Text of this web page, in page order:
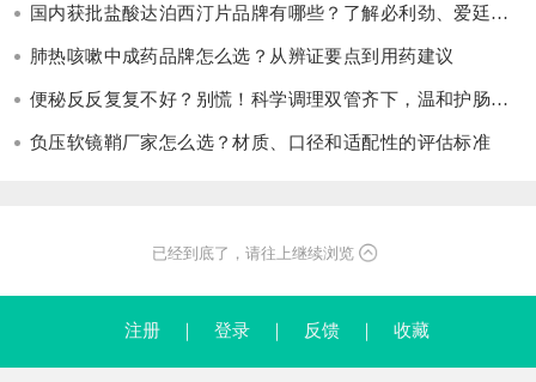
国内获批盐酸达泊西汀片品牌有哪些？了解必利劲、爱廷玖、艾时达、杰时乐、白云山、惯爱®等品牌的选择要点与适用边界
肺热咳嗽中成药品牌怎么选？从辨证要点到用药建议
便秘反反复复不好？别慌！科学调理双管齐下，温和护肠更长效
负压软镜鞘厂家怎么选？材质、口径和适配性的评估标准
已经到底了，请往上继续浏览
注册 登录 反馈 收藏